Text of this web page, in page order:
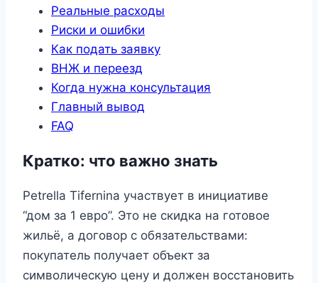
Реальные расходы
Риски и ошибки
Как подать заявку
ВНЖ и переезд
Когда нужна консультация
Главный вывод
FAQ
Кратко: что важно знать
Petrella Tifernina участвует в инициативе
“дом за 1 евро”. Это не скидка на готовое
жильё, а договор с обязательствами:
покупатель получает объект за
символическую цену и должен восстановить